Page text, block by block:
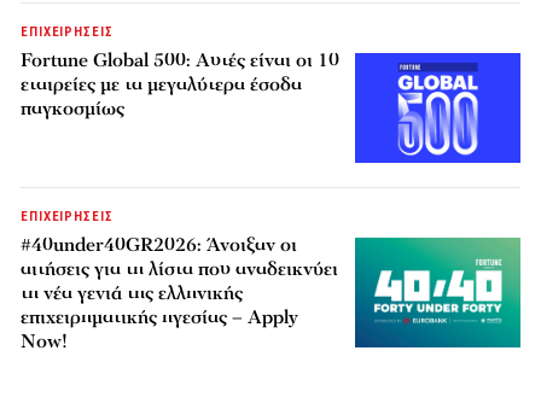
ΕΠΙΧΕΙΡΗΣΕΙΣ
Fortune Global 500: Αυτές είναι οι 10
εταιρείες με τα μεγαλύτερα έσοδα
παγκοσμίως
ΕΠΙΧΕΙΡΗΣΕΙΣ
#40under40GR2026: Άνοιξαν οι
αιτήσεις για τη λίστα που αναδεικνύει
τη νέα γενιά της ελληνικής
επιχειρηματικής ηγεσίας – Apply
Now!